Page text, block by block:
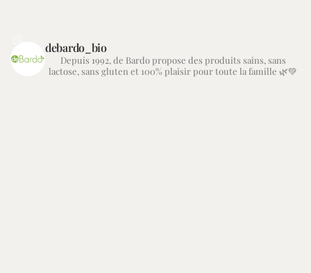
debardo_bio
Depuis 1992, de Bardo propose des produits sains, sans
lactose, sans gluten et 100% plaisir pour toute la famille 🌿💚